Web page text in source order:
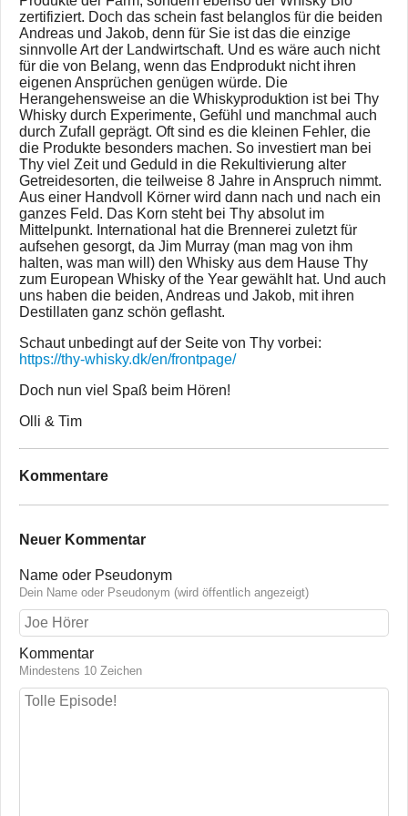
zertifiziert. Doch das schein fast belanglos für die beiden
Andreas und Jakob, denn für Sie ist das die einzige
sinnvolle Art der Landwirtschaft. Und es wäre auch nicht
für die von Belang, wenn das Endprodukt nicht ihren
eigenen Ansprüchen genügen würde. Die
Herangehensweise an die Whiskyproduktion ist bei Thy
Whisky durch Experimente, Gefühl und manchmal auch
durch Zufall geprägt. Oft sind es die kleinen Fehler, die
die Produkte besonders machen. So investiert man bei
Thy viel Zeit und Geduld in die Rekultivierung alter
Getreidesorten, die teilweise 8 Jahre in Anspruch nimmt.
Aus einer Handvoll Körner wird dann nach und nach ein
ganzes Feld. Das Korn steht bei Thy absolut im
Mittelpunkt. International hat die Brennerei zuletzt für
aufsehen gesorgt, da Jim Murray (man mag von ihm
halten, was man will) den Whisky aus dem Hause Thy
zum European Whisky of the Year gewählt hat. Und auch
uns haben die beiden, Andreas und Jakob, mit ihren
Destillaten ganz schön geflasht.
Schaut unbedingt auf der Seite von Thy vorbei:
https://thy-whisky.dk/en/frontpage/
Doch nun viel Spaß beim Hören!
Olli & Tim
Kommentare
Neuer Kommentar
Name oder Pseudonym
Dein Name oder Pseudonym (wird öffentlich angezeigt)
Kommentar
Mindestens 10 Zeichen